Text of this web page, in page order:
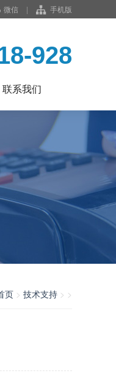
微信 | 手机版
928
联系我们
页 > 技术支持 > >